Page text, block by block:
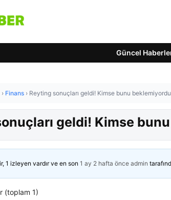
Güncel
› Finans › Reyting sonuçları geldi! Kimse bunu beklemiyordu
geldi! Kimse
1 izleyen vardır ve en son 1 ay 2 hafta önce admin
(toplam 1)